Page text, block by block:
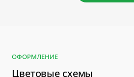
ОФОРМЛЕНИЕ
Цветовые схемы